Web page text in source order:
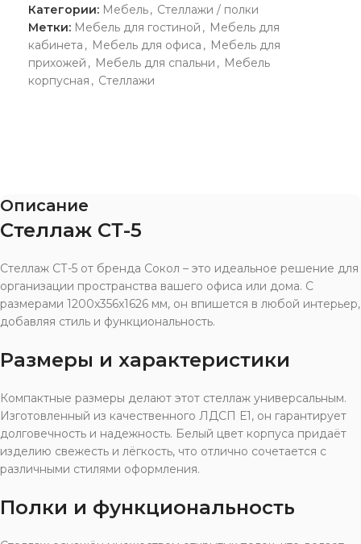
Категории: Мебель, Стеллажи / полки
Метки: Мебель для гостиной , Мебель для
кабинета , Мебель для офиса , Мебель для
прихожей , Мебель для спальни , Мебель
корпусная , Стеллажи
Описание
Стеллаж СТ-5
Стеллаж СТ-5 от бренда Сокол – это идеальное решение для
организации пространства вашего офиса или дома. С
размерами 1200x356x1626 мм, он впишется в любой интерьер,
добавляя стиль и функциональность.
Размеры и характеристики
Компактные размеры делают этот стеллаж универсальным.
Изготовленный из качественного ЛДСП Е1, он гарантирует
долговечность и надежность. Белый цвет корпуса придаёт
изделию свежесть и лёгкость, что отлично сочетается с
различными стилями оформления.
Полки и функциональность